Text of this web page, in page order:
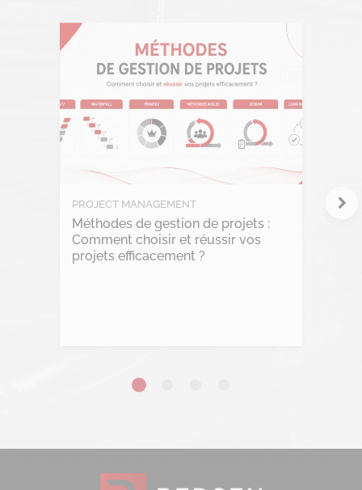
PROJECT MANAGEMENT
Méthodes de gestion de projets :
Comment choisir et réussir vos
projets efficacement ?